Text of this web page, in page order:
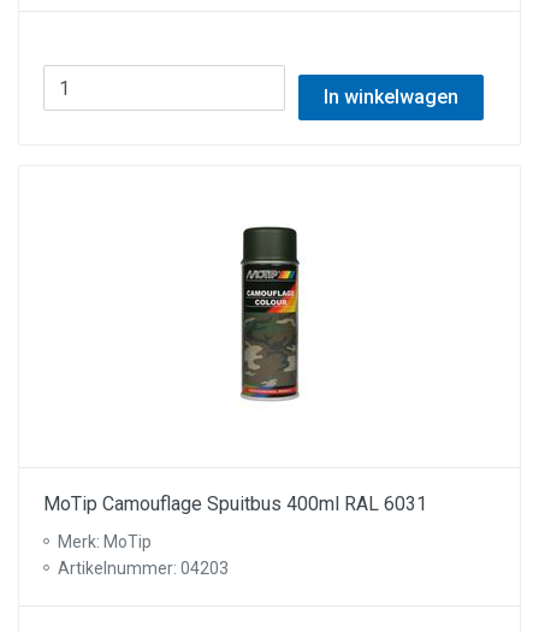
In winkelwagen
MoTip Camouflage Spuitbus 400ml RAL 6031
Merk: MoTip
Artikelnummer: 04203